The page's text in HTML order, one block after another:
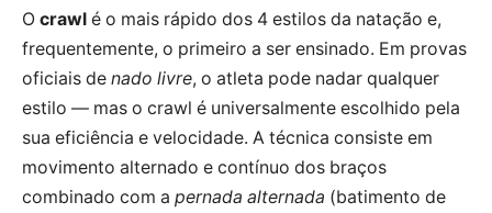
O crawl é o mais rápido dos 4 estilos da natação e,
frequentemente, o primeiro a ser ensinado. Em provas
oficiais de nado livre, o atleta pode nadar qualquer
estilo — mas o crawl é universalmente escolhido pela
sua eficiência e velocidade. A técnica consiste em
movimento alternado e contínuo dos braços
combinado com a pernada alternada (batimento de